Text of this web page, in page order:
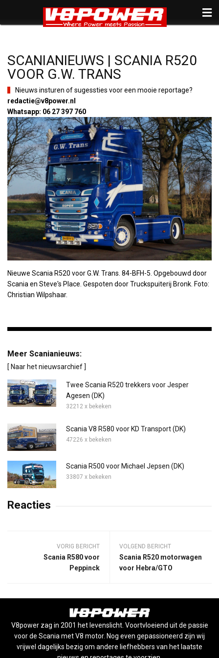
SCANIANIEUWS | SCANIA R520
VOOR G.W. TRANS
Nieuws insturen of sugessties voor een mooie reportage?
redactie@v8power.nl
Whatsapp: 06 27 397 760
Nieuwe Scania R520 voor G.W. Trans. 84-BFH-5. Opgebouwd door
Scania en Steve's Place. Gespoten door Truckspuiterij Bronk. Foto:
Christian Wilpshaar.
Meer Scanianieuws:
[ Naar het nieuwsarchief ]
Twee Scania R520 trekkers voor Jesper
Agesen (DK)
32212 x bekeken
Scania V8 R580 voor KD Transport (DK)
47226 x bekeken
Scania R500 voor Michael Jepsen (DK)
33807 x bekeken
Reacties
VORIG BERICHT
Scania R580 voor
Peppinck
VOLGEND BERICHT
Scania R520 motorwagen
voor Hebra/GTO
V8power zag in 2001 het levenslicht. Voortvloeiend uit de passie
voor de Scania met V8 motor. Nog even gepassioneerd zijn wij
vrijwel dagelijks bezig om andere liefhebbers van het laatste